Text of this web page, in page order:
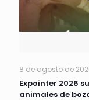
8 de agosto de
Expointer 2026
animales de